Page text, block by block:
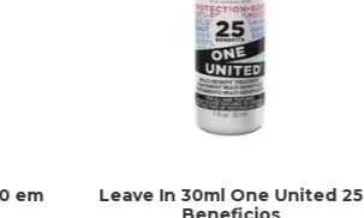
em
Leave In 30ml One United 25